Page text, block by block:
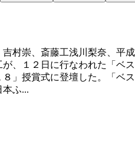
村崇、斎藤工浅川梨奈、平成
、１２日に行なわれた「ベス
」授賞式に登壇した。「ベス
本ふ...